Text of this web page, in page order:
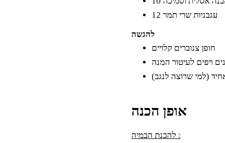
12 עגבניות שרי תמר
להגשה
חופן צנוברים קלויים
ויפים לעיטור המנה
(למי שרוצה לנגב)
אופן הכנה
להכנת הבמיה :